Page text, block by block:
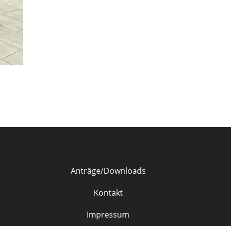
Anträge/Downloads
Kontakt
Impressum